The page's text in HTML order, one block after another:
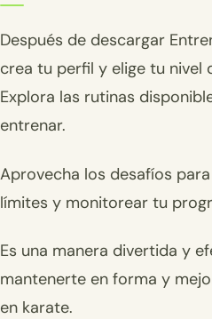
Después de descargar
crea tu perfil y elige tu nivel
Explora las rutinas
entrenar.
Aprovecha los desafíos
límites y monitorear tu
Es una manera divertida y
mantenerte en forma y
en karate.